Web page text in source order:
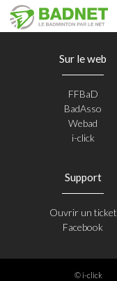
Sur le web
FFBaD
BadAsso
Webad
i-click
Support
Ouvrir un ticket
Facebook
© i-click